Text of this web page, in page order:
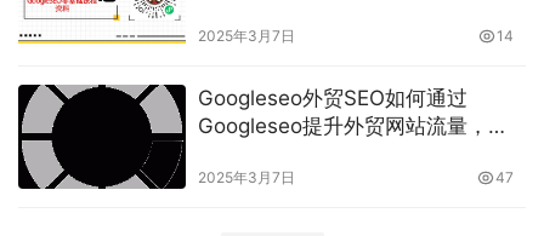
2025年3月7日 14
Googleseo外贸SEO如何通过
Googleseo提升外贸网站流量，
2025年3月7日 47